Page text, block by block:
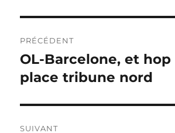
de
l’article
PRÉCÉDENT
Publication
précédente :
OL-Barcelone, et hop
place tribune nord
SUIVANT